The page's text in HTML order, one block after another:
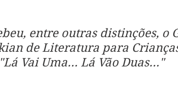
entre outras distinções, o
de Literatura para
Vai Uma... Lá Vão Duas..."